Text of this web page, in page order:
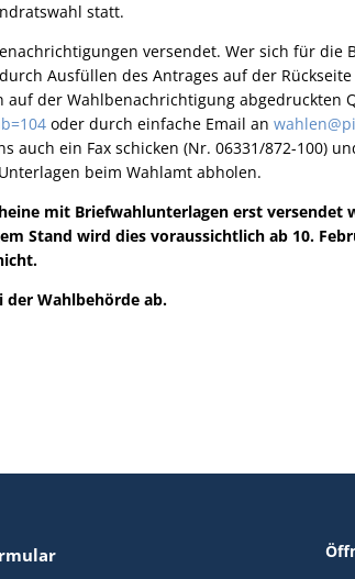
statt.
versendet. Wer sich für die
Ausfüllen des Antrages auf der
der Wahlbenachrichtigung abgedruckten
oder durch einfache Email an
auch ein Fax schicken (Nr. 06331/872-100)
beim Wahlamt abholen.
mit Briefwahlunterlagen erst versendet
Stand wird dies voraussichtlich ab 10.
der Wahlbehörde ab.